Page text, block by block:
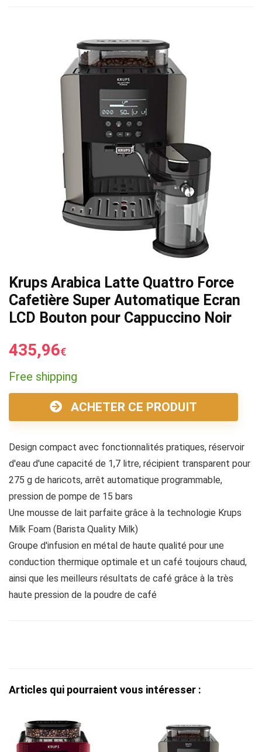
Krups Arabica Latte Quattro Force
Cafetière Super Automatique Ecran
LCD Bouton pour Cappuccino Noir
435,96€
Free shipping
ACHETER CE PRODUIT
Design compact avec fonctionnalités pratiques, réservoir
d'eau d'une capacité de 1,7 litre, récipient transparent pour
275 g de haricots, arrêt automatique programmable,
pression de pompe de 15 bars
Une mousse de lait parfaite grâce à la technologie Krups
Milk Foam (Barista Quality Milk)
Groupe d'infusion en métal de haute qualité pour une
conduction thermique optimale et un café toujours chaud,
ainsi que les meilleurs résultats de café grâce à la très
haute pression de la poudre de café
Articles qui pourraient vous intéresser :